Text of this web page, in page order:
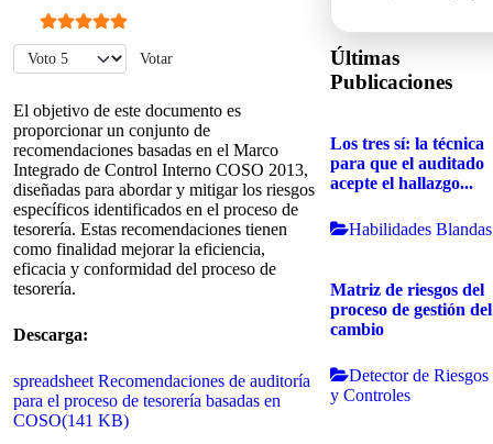
Ratio:5/5
Por favor, vote
El objetivo de este documento es
proporcionar un conjunto de
recomendaciones basadas en el Marco
Integrado de Control Interno COSO 2013,
diseñadas para abordar y mitigar los riesgos
específicos identificados en el proceso de
tesorería. Estas recomendaciones tienen
como finalidad mejorar la eficiencia,
eficacia y conformidad del proceso de
tesorería.
Descarga:
spreadsheet Recomendaciones de auditoría
para el proceso de tesorería basadas en
COSO(141 KB)
Últimas
Publicaciones
Los tres sí: la técnica
para que el auditado
acepte el hallazgo...
Habilidades Blandas
Matriz de riesgos del
proceso de gestión del
cambio
Detector de Riesgos
y Controles